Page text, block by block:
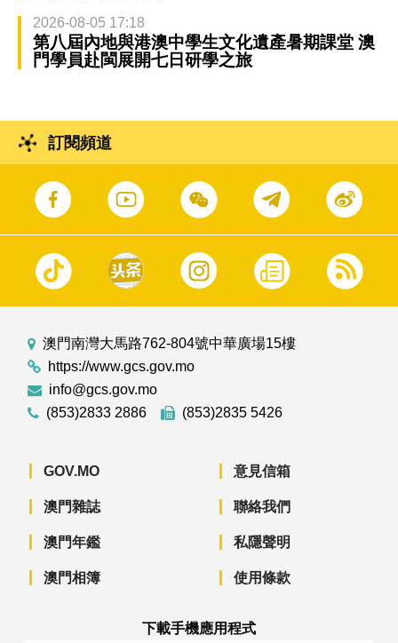
2026-08-05 17:18
第八屆內地與港澳中學生文化遺產暑期課堂 澳
門學員赴閩展開七日研學之旅
訂閱頻道
澳門南灣大馬路762-804號中華廣場15樓
https://www.gcs.gov.mo
info@gcs.gov.mo
(853)2833 2886
(853)2835 5426
GOV.MO
澳門雜誌
澳門年鑑
澳門相簿
意見信箱
聯絡我們
私隱聲明
使用條款
下載手機應用程式